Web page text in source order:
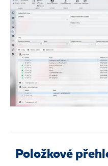
Položkové